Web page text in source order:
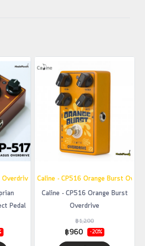
Overdrive Guitar Effect Pedal
Pedal
Caline - CP516 Orange Burst
Caline - CP516 Orange Burst
Overdrive
฿1,200
฿960 -20%